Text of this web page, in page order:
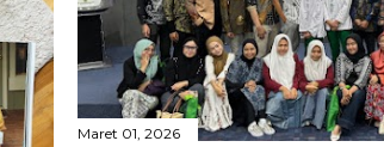
Maret 01, 2026